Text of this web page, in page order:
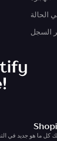
الحالة
السجل
كل ما هو جديد في